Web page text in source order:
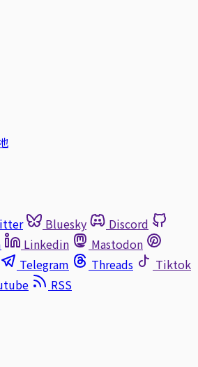
Bluesky
Discord
Linkedin
Mastodon
Telegram Threads
Tiktok
RSS